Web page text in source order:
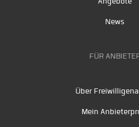
News
FÜR
Über
Mein